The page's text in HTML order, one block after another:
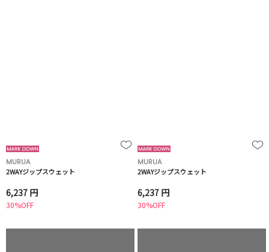
MURUA
2WAYジップスウェット
6,237 円
30%OFF
MURUA
2WAYジップスウェット
6,237 円
30%OFF